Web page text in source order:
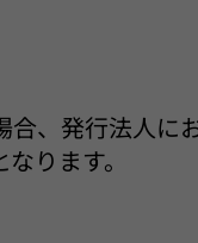
、発行法人に
ります。